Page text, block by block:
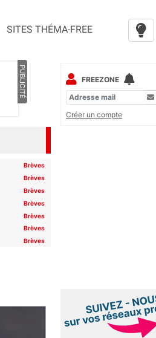
SITES THÉMA-FREE
PUBLICITÉ
Brèves
Brèves
Brèves
Brèves
Brèves
Brèves
Brèves
FREEZONE
Créer un compte